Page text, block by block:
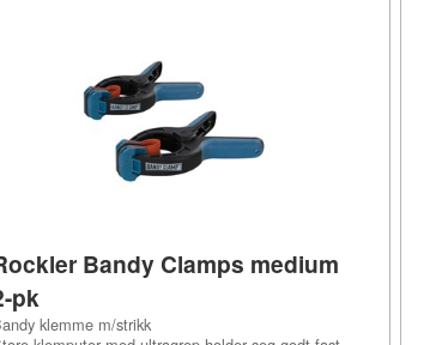
Bandy Clamps medium
pk
klemme m/strikk